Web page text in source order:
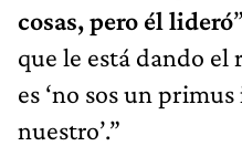
cosas, pero él lideró
que le está dando el
es ‘no sos un
nuestro’.”